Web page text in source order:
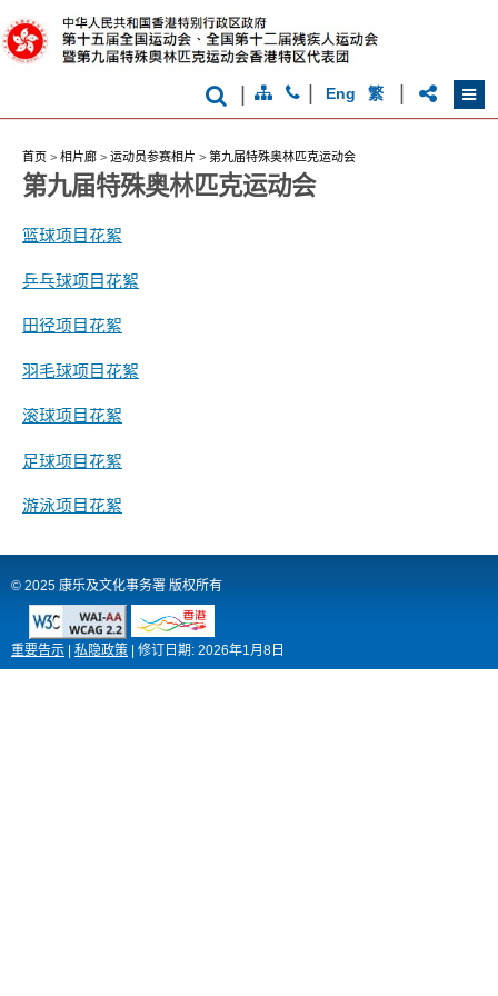
运
动
会
Eng 繁
首页 > 相片廊 > 运动员参赛相片 > 第九届特殊奥林匹克运动会
第九届特殊奥林匹克运动会
篮球项目花絮
乒乓球项目花絮
田径项目花絮
羽毛球项目花絮
滚球项目花絮
足球项目花絮
游泳项目花絮
© 2025 康乐及文化事务署 版权所有
港
品
牌
-
重要告示 | 私隐政策 | 修订日期: 2026年1月8日